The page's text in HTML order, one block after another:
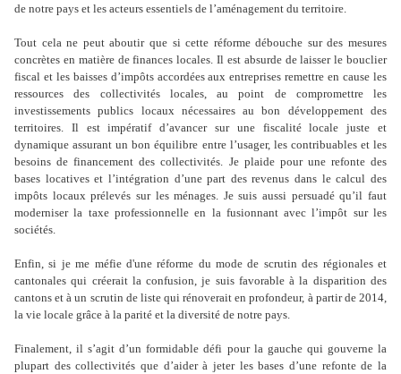
de notre pays et les acteurs essentiels de l’aménagement du territoire.
Tout cela ne peut aboutir que si cette réforme débouche sur des mesures
concrètes en matière de finances locales. Il est absurde de laisser le bouclier
fiscal et les baisses d’impôts accordées aux entreprises remettre en cause les
ressources des collectivités locales, au point de compromettre les
investissements publics locaux nécessaires au bon développement des
territoires. Il est impératif d’avancer sur une fiscalité locale juste et
dynamique assurant un bon équilibre entre l’usager, les contribuables et les
besoins de financement des collectivités. Je plaide pour une refonte des
bases locatives et l’intégration d’une part des revenus dans le calcul des
impôts locaux prélevés sur les ménages. Je suis aussi persuadé qu’il faut
moderniser la taxe professionnelle en la fusionnant avec l’impôt sur les
sociétés.
Enfin, si je me méfie d'une réforme du mode de scrutin des régionales et
cantonales qui créerait la confusion, je suis favorable à la disparition des
cantons et à un scrutin de liste qui rénoverait en profondeur, à partir de 2014,
la vie locale grâce à la parité et la diversité de notre pays.
Finalement, il s’agit d’un formidable défi pour la gauche qui gouverne la
plupart des collectivités que d’aider à jeter les bases d’une refonte de la